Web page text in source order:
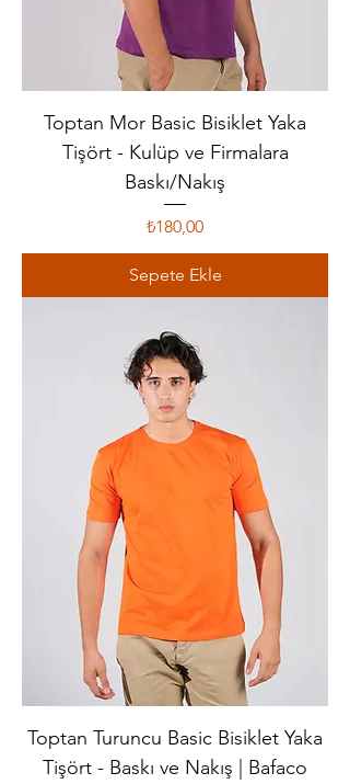
Toptan Mor Basic Bisiklet Yaka
Tişört - Kulüp ve Firmalara
Baskı/Nakış
Fiyat
₺180,00
Sepete Ekle
Toptan Turuncu Basic Bisiklet Yaka
Tişört - Baskı ve Nakış | Bafaco